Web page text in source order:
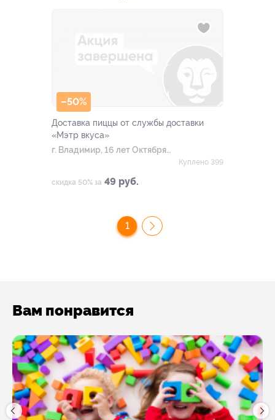
–50%
Доставка пиццы от службы доставки
«Мэтр вкуса»
г. Владимир, 16 лет Октября
скидка 50% за 49 руб.
Куплено 399
1
Вам понравится